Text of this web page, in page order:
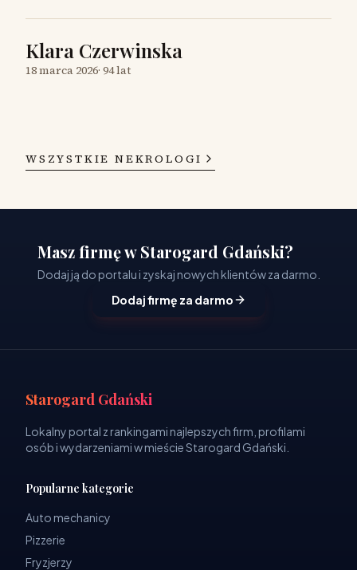
Klara Czerwinska
18 marca 2026· 94 lat
WSZYSTKIE NEKROLOGI
Masz firmę w Starogard Gdański?
Dodaj ją do portalu i zyskaj nowych klientów za darmo.
Dodaj firmę za darmo
Starogard Gdański
Lokalny portal z rankingami najlepszych firm, profilami
osób i wydarzeniami w mieście Starogard Gdański.
Popularne kategorie
Auto mechanicy
Pizzerie
Fryzjerzy